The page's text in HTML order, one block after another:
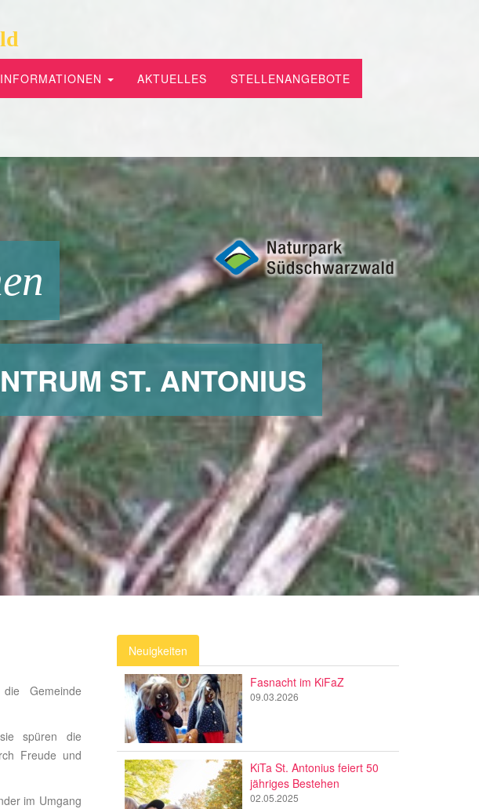
INFORMATIONEN AKTUELLES STELLENANGEBOTE
ST. ANTONIUS
Gemeinde
spüren die
Freude und
im Umgang
Neuigkeiten
Fasnacht im KiFaZ
09.03.2026
KiTa St. Antonius feiert 50
jähriges Bestehen
02.05.2025